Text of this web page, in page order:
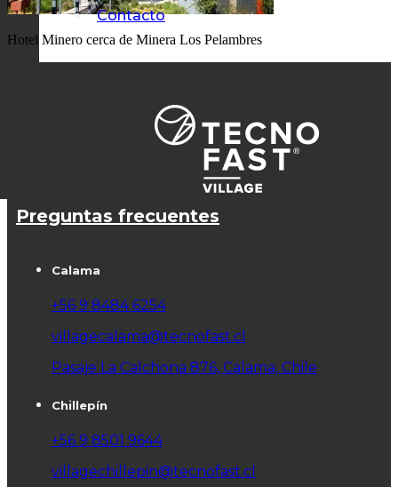
Contacto
Hotel Minero cerca de Minera Los Pelambres
Preguntas frecuentes
Calama
+56 9 8484 6254
villagecalama@tecnofast.cl
Pasaje La Calchona 876, Calama, Chile
Chillepín
+56 9 8501 9644
villagechillepin@tecnofast.cl